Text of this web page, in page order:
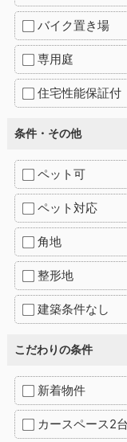
バイク置き場
専用庭
住宅性能保証付
条件・その他
ペット可
ペット対応
角地
整形地
建築条件なし
こだわりの条件
新着物件
カースペース2